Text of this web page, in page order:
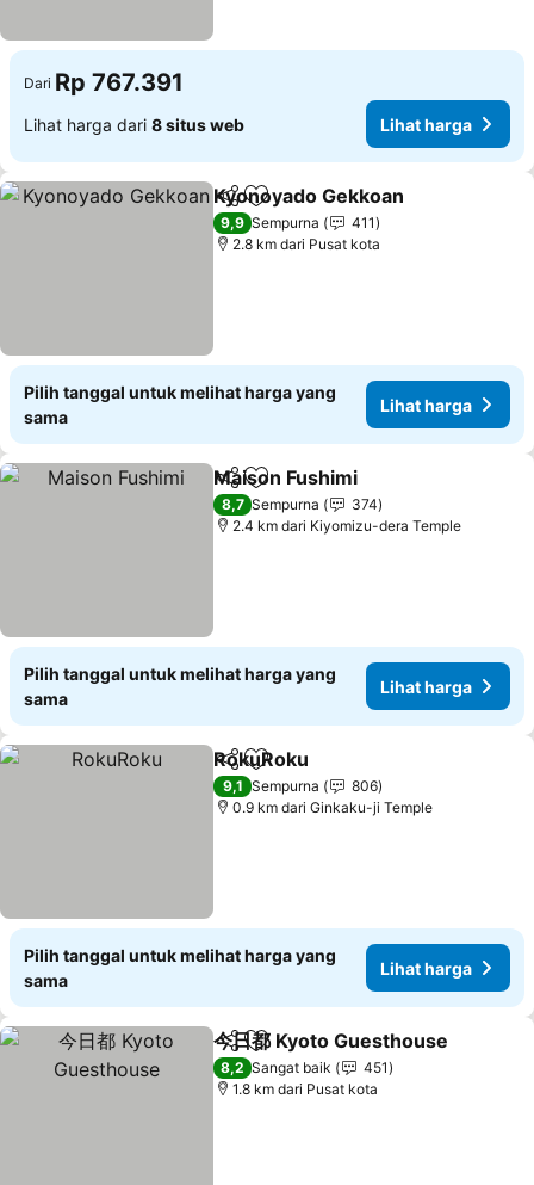
Dari Rp 767.391
Lihat harga dari 8 situs web Lihat harga
BagikanTambahkan ke favorit
Kyonoyado Gekkoan
9,9 Sempurna
411
2.8 km dari Pusat kota
Pilih tanggal untuk melihat harga yang
sama
Lihat harga
BagikanTambahkan ke favorit
Maison Fushimi
8,7 Sempurna
374
2.4 km dari Kiyomizu-dera Temple
Pilih tanggal untuk melihat harga yang
sama
Lihat harga
BagikanTambahkan ke favorit
RokuRoku
9,1 Sempurna
806
0.9 km dari Ginkaku-ji Temple
Pilih tanggal untuk melihat harga yang
sama
Lihat harga
BagikanTambahkan ke favorit
今日都 Kyoto Guesthouse
8,2 Sangat baik
451
1.8 km dari Pusat kota